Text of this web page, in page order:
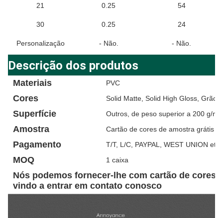
21 0.25 54
30 0.25 24
Personalização - Não. - Não.
Descrição dos produtos
Materiais PVC
Cores Solid Matte, Solid High Gloss, Grão
Superfície Outros, de peso superior a 200 g/m2
Amostra Cartão de cores de amostra grátis
Pagamento T/T, L/C, PAYPAL, WEST UNION etc.
MOQ 1 caixa
Nós podemos fornecer-lhe com cartão de cores
vindo a entrar em contato conosco